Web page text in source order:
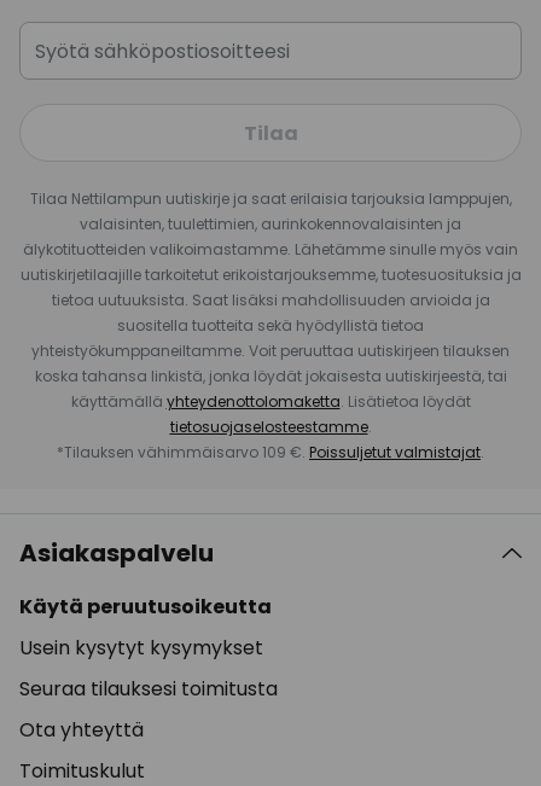
Tilaa
Tilaa Nettilampun uutiskirje ja saat erilaisia tarjouksia lamppujen,
valaisinten, tuulettimien, aurinkokennovalaisinten ja
älykotituotteiden valikoimastamme. Lähetämme sinulle myös vain
uutiskirjetilaajille tarkoitetut erikoistarjouksemme, tuotesuosituksia ja
tietoa uutuuksista. Saat lisäksi mahdollisuuden arvioida ja
suositella tuotteita sekä hyödyllistä tietoa
yhteistyökumppaneiltamme. Voit peruuttaa uutiskirjeen tilauksen
koska tahansa linkistä, jonka löydät jokaisesta uutiskirjeestä, tai
käyttämällä yhteydenottolomaketta. Lisätietoa löydät
tietosuojaselosteestamme.
*Tilauksen vähimmäisarvo 109 €. Poissuljetut valmistajat.
Asiakaspalvelu
Käytä peruutusoikeutta
Usein kysytyt kysymykset
Seuraa tilauksesi toimitusta
Ota yhteyttä
Toimituskulut